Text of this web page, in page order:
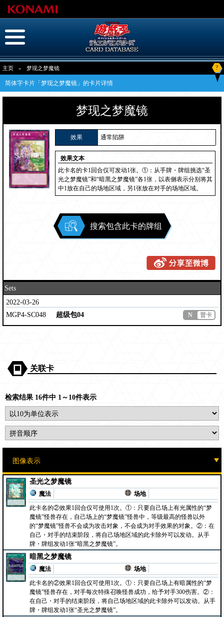
主页 » 梦现之梦魔镜 ?
简体字卡片「梦现之梦魔镜」的卡片详情
梦现之梦魔镜
效果 通常陷阱
效果文本
此卡名的卡1回合仅可发动1张。①：从手牌・牌组挑选“圣
光之梦魔镜”和“暗黑之梦魔镜”各1张，以表侧表示分别将其
中1放在自己的场地区域，另1张放在对手的场地区域。
搜索包含此卡的牌组
Sets
2022-03-26
MGP4-SC048
超级包04 N 普卡
关联卡
检索结果 16件中 1～10件表示
圣光之梦魔镜
魔法
场地
此卡名的②效果1回合仅可使用1次。①：只要自己场上有光属性的“梦
魔镜”怪兽存在，自己场上的“梦魔镜”怪兽中，等级最高的怪兽以外
的“梦魔镜”怪兽不会成为攻击对象，不会成为对手效果的对象。②：在
自己・对手的结束阶段，将自己场地区域的此卡除外可以发动。从手
牌・牌组发动1张“暗黑之梦魔镜”。
暗黑之梦魔镜
魔法
场地
此卡名的②效果1回合仅可使用1次。①：只要自己场上有暗属性的“梦
魔镜”怪兽存在，对手每次特殊召唤怪兽成功，给予对手300伤害。②：
在自己・对手的结束阶段，将自己场地区域的此卡除外可以发动。从手
牌・牌组发动1张“圣光之梦魔镜”。